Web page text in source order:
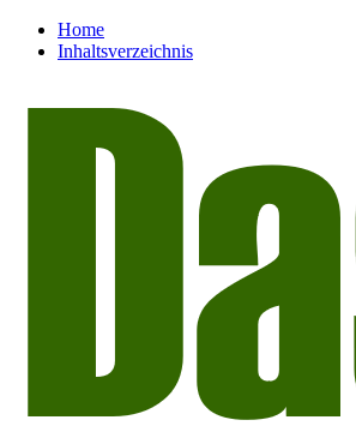
Home
Inhaltsverzeichnis